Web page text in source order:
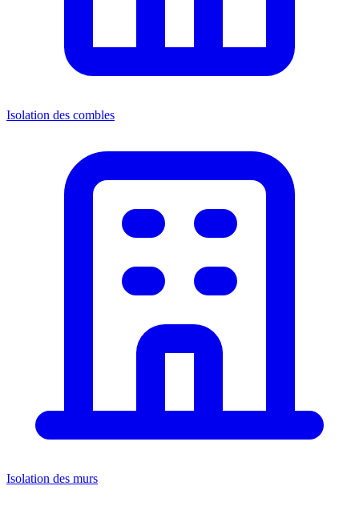
Isolation des combles
Isolation des murs